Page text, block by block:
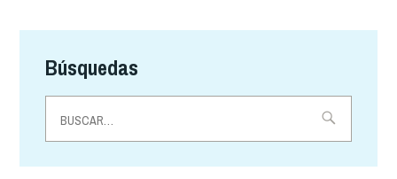
Navegación
de
entradas
Búsquedas